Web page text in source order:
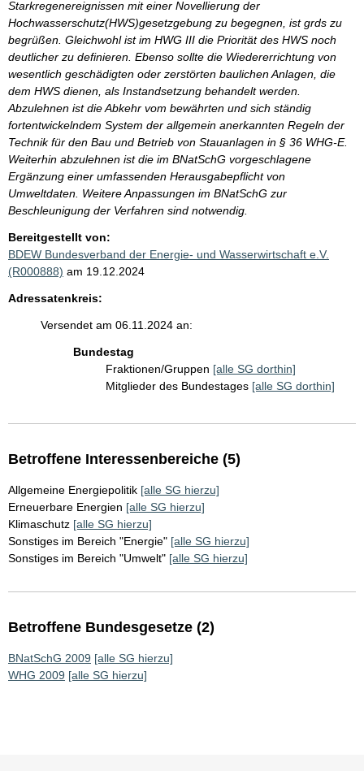
Starkregenereignissen mit einer Novellierung der
Hochwasserschutz(HWS)gesetzgebung zu begegnen, ist grds zu
begrüßen. Gleichwohl ist im HWG III die Priorität des HWS noch
deutlicher zu definieren. Ebenso sollte die Wiedererrichtung von
wesentlich geschädigten oder zerstörten baulichen Anlagen, die
dem HWS dienen, als Instandsetzung behandelt werden.
Abzulehnen ist die Abkehr vom bewährten und sich ständig
fortentwickelndem System der allgemein anerkannten Regeln der
Technik für den Bau und Betrieb von Stauanlagen in § 36 WHG-E.
Weiterhin abzulehnen ist die im BNatSchG vorgeschlagene
Ergänzung einer umfassenden Herausgabepflicht von
Umweltdaten. Weitere Anpassungen im BNatSchG zur
Beschleunigung der Verfahren sind notwendig.
Bereitgestellt von:
BDEW Bundesverband der Energie- und Wasserwirtschaft e.V.
(R000888) am 19.12.2024
Adressatenkreis:
Versendet am 06.11.2024 an:
Bundestag
Fraktionen/Gruppen [alle SG dorthin]
Mitglieder des Bundestages [alle SG dorthin]
Betroffene Interessenbereiche (5)
Allgemeine Energiepolitik [alle SG hierzu]
Erneuerbare Energien [alle SG hierzu]
Klimaschutz [alle SG hierzu]
Sonstiges im Bereich "Energie" [alle SG hierzu]
Sonstiges im Bereich "Umwelt" [alle SG hierzu]
Betroffene Bundesgesetze (2)
BNatSchG 2009 [alle SG hierzu]
WHG 2009 [alle SG hierzu]